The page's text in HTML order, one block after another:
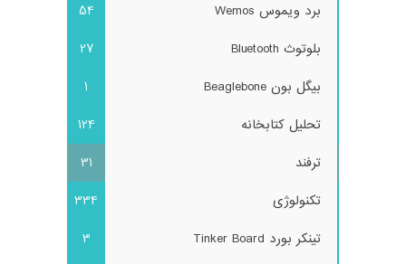
برد ویموس Wemos
54
بلوتوث Bluetooth
27
بیگل بون Beaglebone
1
تحلیل کتابخانه
124
ترفند
31
تکنولوژی
334
تینکر بورد Tinker Board
3